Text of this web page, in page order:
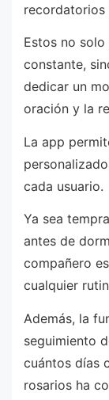
recordatorios
Estos no solo
constante,
dedicar un
oración y la
La app
cada usuario.
Ya sea
antes de
compañero
cualquier
Además, la
seguimiento
cuántos días
rosarios ha